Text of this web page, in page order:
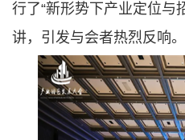
行了“新形势下产业定位与
讲，引发与会者热烈反响。